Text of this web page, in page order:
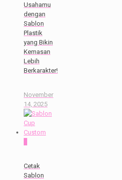
Usahamu
dengan
Sablon
Plastik
yang Bikin
Kemasan
Lebih
Berkarakter!
November
14, 2025
Cetak
Sablon